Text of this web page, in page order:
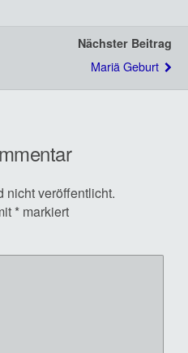
Nächster Beitrag
Mariä Geburt
nicht veröffentlicht.
* markiert